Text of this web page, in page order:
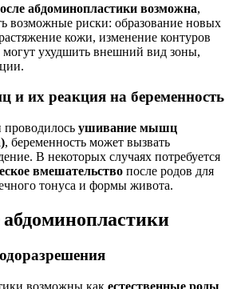
абдоминопластики возможна,
возможные риски: образование новых
кожи, изменение контуров
ухудшить внешний вид зоны,
и их реакция на беременность
проводилось ушивание мышц
, беременность может вызвать
В некоторых случаях потребуется
вмешательство после родов для
тонуса и формы живота.
возможны как естественные роды